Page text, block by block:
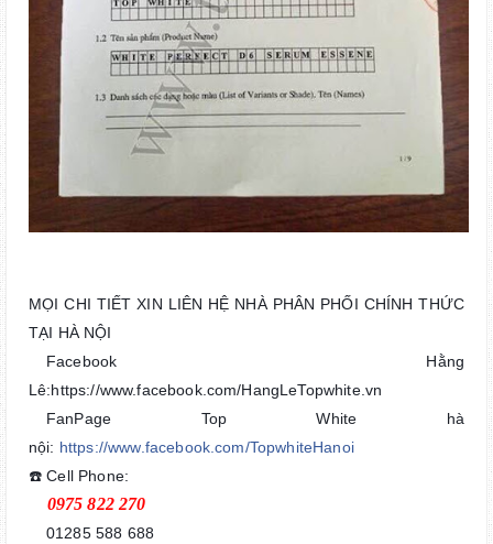
MỌI CHI TIẾT XIN LIÊN HỆ NHÀ PHÂN PHỐI CHÍNH THỨC
TẠI HÀ NỘI
Facebook Hằng
Lê:https://www.facebook.com/HangLeTopwhite.vn
FanPage Top White hà
nội: https://www.facebook.com/TopwhiteHanoi
☎️ Cell Phone:
0975 822 270
01285 588 688